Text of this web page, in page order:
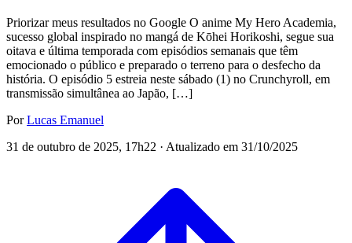
Priorizar meus resultados no Google O anime My Hero Academia,
sucesso global inspirado no mangá de Kōhei Horikoshi, segue sua
oitava e última temporada com episódios semanais que têm
emocionado o público e preparado o terreno para o desfecho da
história. O episódio 5 estreia neste sábado (1) no Crunchyroll, em
transmissão simultânea ao Japão, […]
PorLucas Emanuel
31 de outubro de 2025, 17h22 · Atualizado em 31/10/2025